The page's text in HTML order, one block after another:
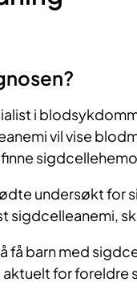
i
vil vise
undersøkt
sigdcelleanemi,
få barn med
for foreldre